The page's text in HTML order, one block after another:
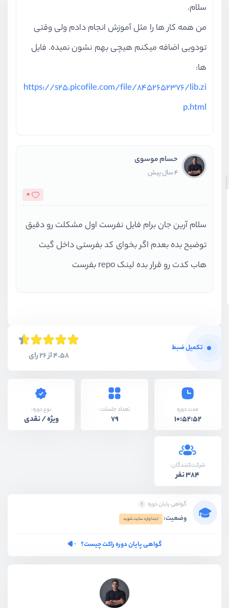
سلام.
من همه کار ها را مثل آموزش انجام دادم ولی وقتی
تودویی اضافه میکنم هیچی بهم نشون نمیده. فایل
ها:
https://s25.picofile.com/file/8452652376/lib.zi
p.html
حسام موسوی
4 سال پیش
0
سلام آرین جان برام فایل نفرست اول مشکلت رو دقیق
توضیح بده بعدم اگر بخوای کد بفرستی داخل گیت
هاب کدت رو قرار بده لینک repo بفرست
تکمیل ضبط
4.58 از 26 رای
مدت دوره
10:52:52
تعداد جلسات:
79
نوع دوره:
ویژه / نقدی
شرکت‌کنندگان:
384 نفر
گواهی پایان دوره
وضعیت: ابتدا وارد سایت شوید
گواهی پایان دوره راکت چیست؟